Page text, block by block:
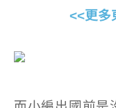
<<更多